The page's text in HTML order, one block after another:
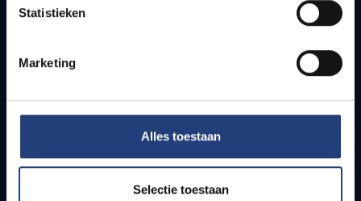
Statistieken
Marketing
Alles toestaan
Selectie toestaan
Bereikbaarheid
Studenten